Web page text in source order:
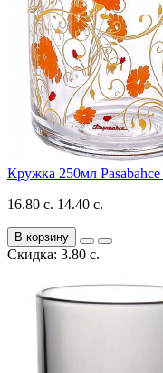
Кружка 250мл
16.80 с. 14.40 с.
В корзину
Скидка: 3.80 с.